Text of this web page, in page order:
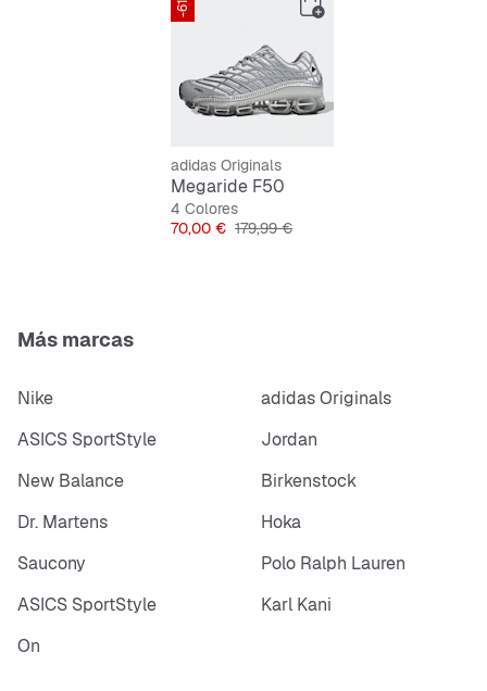
adidas Originals
Megaride F50
4 Colores
Precio
70,00 € Precio original
179,99 €
Más marcas
Nike
adidas Originals
ASICS SportStyle
Jordan
New Balance
Birkenstock
Dr. Martens
Hoka
Saucony
Polo Ralph Lauren
ASICS SportStyle
Karl Kani
On